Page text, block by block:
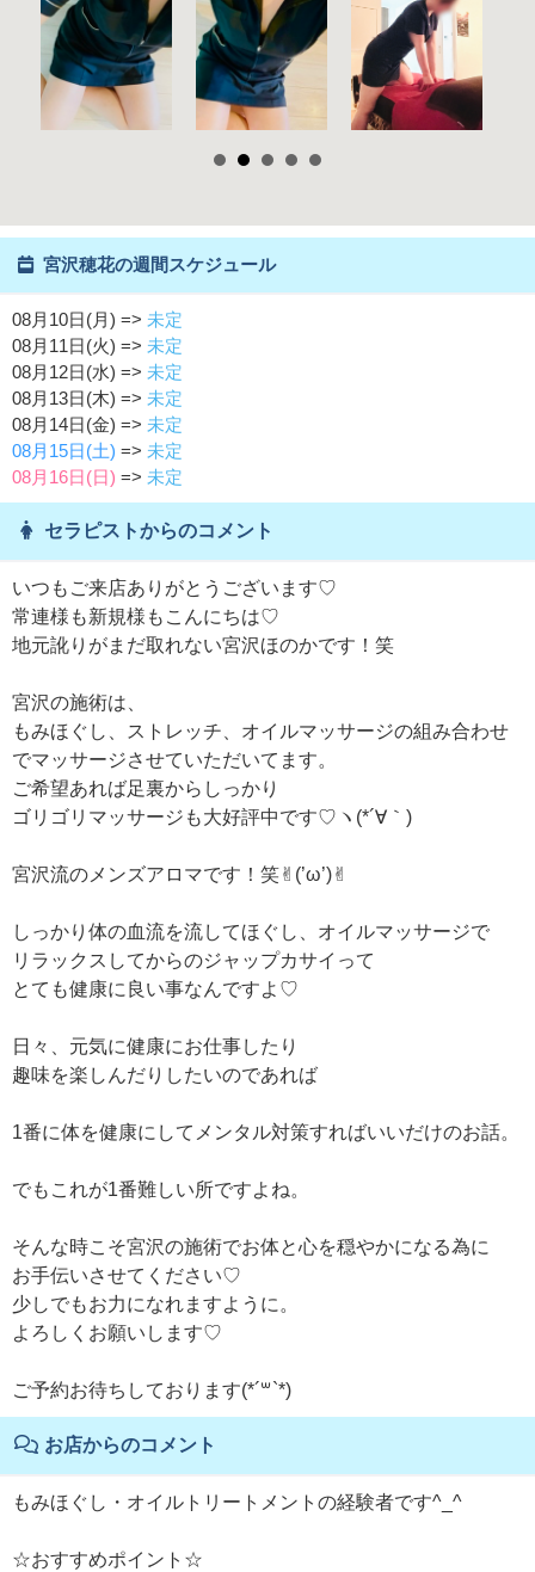
宮沢穂花の週間スケジュール
08月10日(月) => 未定
08月11日(火) => 未定
08月12日(水) => 未定
08月13日(木) => 未定
08月14日(金) => 未定
08月15日(土) => 未定
08月16日(日) => 未定
セラピストからのコメント
いつもご来店ありがとうございます♡
常連様も新規様もこんにちは♡
地元訛りがまだ取れない宮沢ほのかです！笑
宮沢の施術は、
もみほぐし、ストレッチ、オイルマッサージの組み合わせ
でマッサージさせていただいてます。
ご希望あれば足裏からしっかり
ゴリゴリマッサージも大好評中です♡ヽ(*´∀｀)
宮沢流のメンズアロマです！笑✌︎(’ω’)✌︎
しっかり体の血流を流してほぐし、オイルマッサージで
リラックスしてからのジャップカサイって
とても健康に良い事なんですよ♡
日々、元気に健康にお仕事したり
趣味を楽しんだりしたいのであれば
1番に体を健康にしてメンタル対策すればいいだけのお話。
でもこれが1番難しい所ですよね。
そんな時こそ宮沢の施術でお体と心を穏やかになる為に
お手伝いさせてください♡
少しでもお力になれますように。
よろしくお願いします♡
ご予約お待ちしております(*´꒳`*)
お店からのコメント
もみほぐし・オイルトリートメントの経験者です^_^
☆おすすめポイント☆